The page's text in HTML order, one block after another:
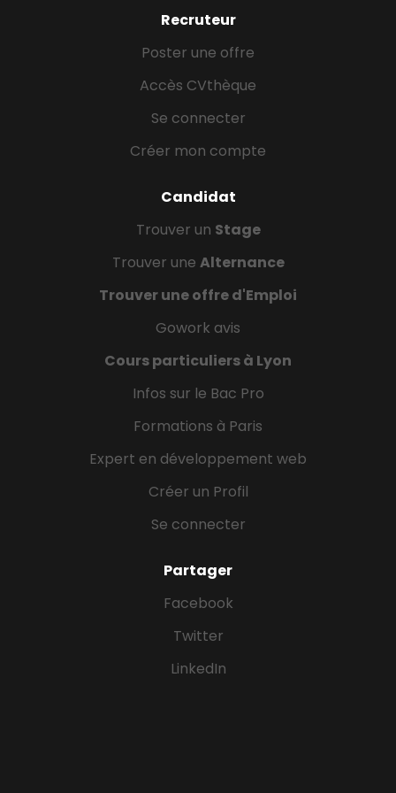
Recruteur
Poster une offre
Accès CVthèque
Se connecter
Créer mon compte
Candidat
Trouver un Stage
Trouver une Alternance
Trouver une offre d'Emploi
Gowork avis
Cours particuliers à Lyon
Infos sur le Bac Pro
Formations à Paris
Expert en développement web
Créer un Profil
Se connecter
Partager
Facebook
Twitter
LinkedIn